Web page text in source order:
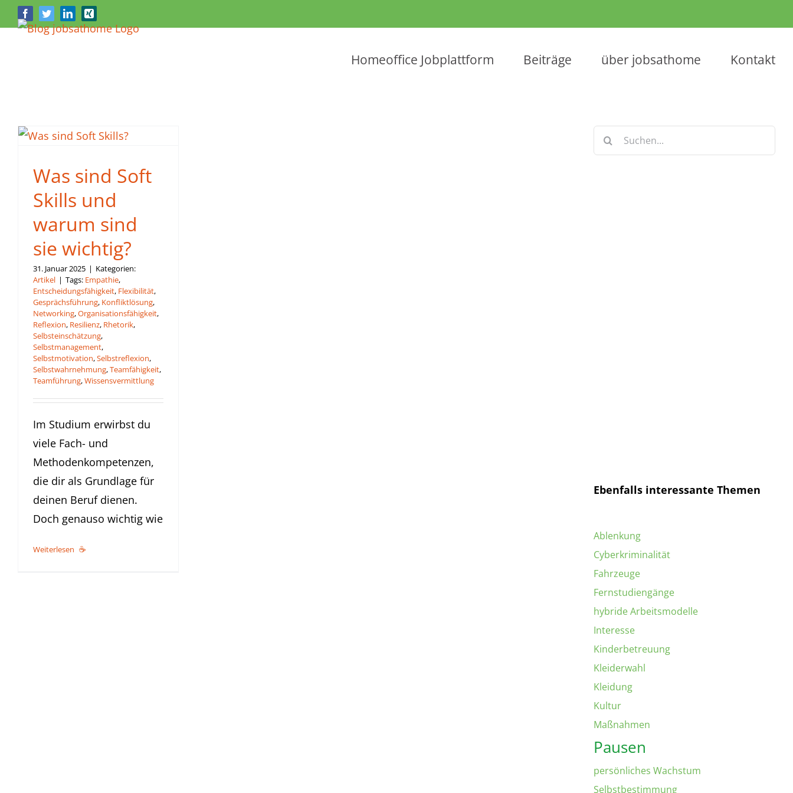
Zum
Inhalt
FacebookTwitterLinkedInXing
Homeoffice Jobplattform Beiträge über jobsathome Kontakt
Was sind Soft
Skills und
warum sind
sie wichtig?
31. Januar 2025 | Kategorien:
Artikel | Tags: Empathie,
Entscheidungsfähigkeit, Flexibilität,
Gesprächsführung, Konfliktlösung,
Networking,Organisationsfähigkeit,
Reflexion, Resilienz, Rhetorik,
Selbsteinschätzung,
Selbstmanagement,
Selbstmotivation,Selbstreflexion,
Selbstwahrnehmung,Teamfähigkeit,
Teamführung,Wissensvermittlung
Im Studium erwirbst du
viele Fach- und
Methodenkompetenzen,
die dir als Grundlage für
deinen Beruf dienen.
Doch genauso wichtig wie
Weiterlesen
Suche
nach:
Ebenfalls interessante Themen
Ablenkung
Cyberkriminalität
Fahrzeuge
Fernstudiengänge
hybride Arbeitsmodelle
Interesse
Kinderbetreuung
Kleiderwahl
Kleidung
Kultur
Maßnahmen
Pausen
persönliches Wachstum
Selbstbestimmung